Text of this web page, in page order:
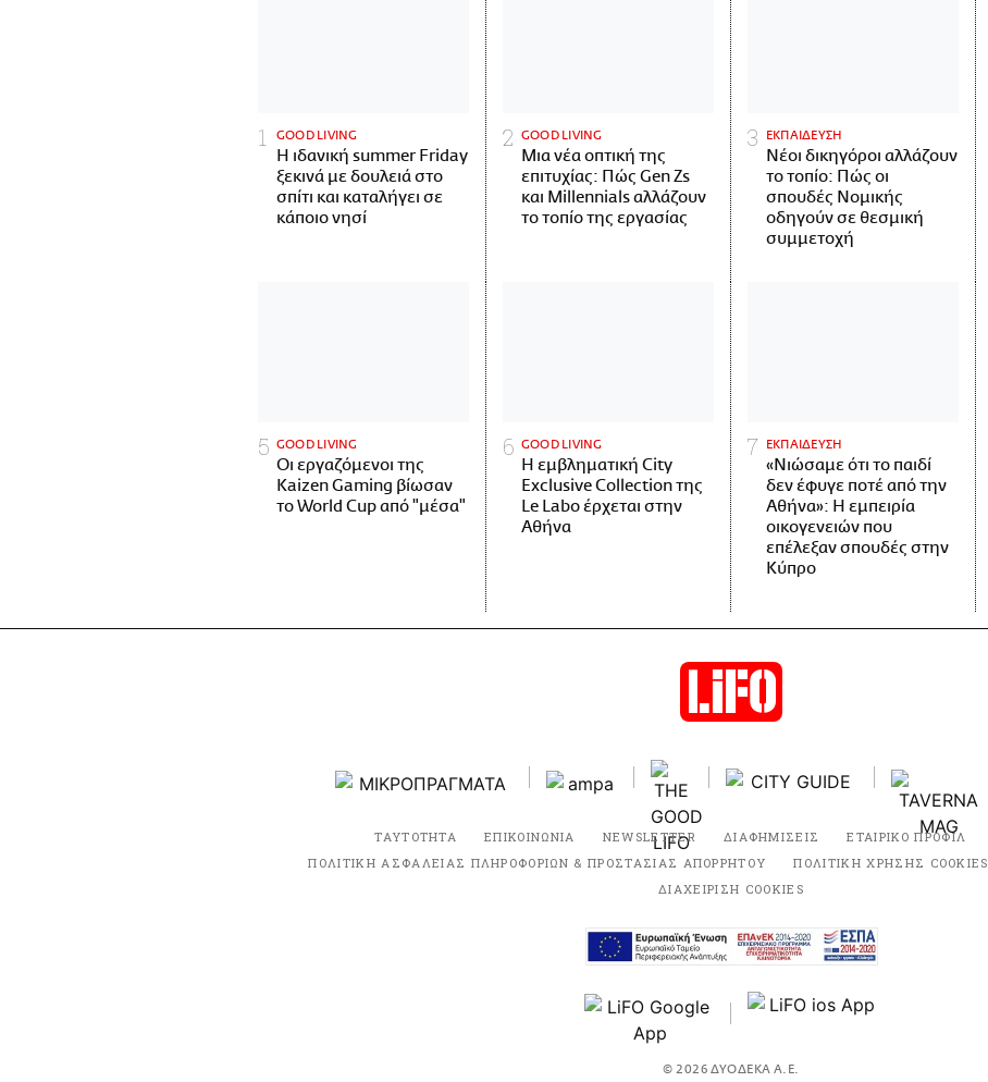
GOOD LIVING
Η ιδανική summer Friday
ξεκινά με δουλειά στο
σπίτι και καταλήγει σε
κάποιο νησί
GOOD LIVING
Μια νέα οπτική της
επιτυχίας: Πώς Gen Zs
και Millennials αλλάζουν
το τοπίο της εργασίας
ΕΚΠΑΙΔΕΥΣΗ
Νέοι δικηγόροι αλλάζουν
το τοπίο: Πώς οι
σπουδές Νομικής
οδηγούν σε θεσμική
συμμετοχή
GOOD LIVING
Οι εργαζόμενοι της
Kaizen Gaming βίωσαν
το World Cup από "μέσα"
GOOD LIVING
Η εμβληματική City
Exclusive Collection της
Le Labo έρχεται στην
Αθήνα
ΕΚΠΑΙΔΕΥΣΗ
«Νιώσαμε ότι το παιδί
δεν έφυγε ποτέ από την
Αθήνα»: Η εμπειρία
οικογενειών που
επέλεξαν σπουδές στην
Κύπρο
ΤΑΥΤΟΤΗΤΑ ΕΠΙΚΟΙΝΩΝΙΑ NEWSLETTER ΔΙΑΦΗΜΙΣΕΙΣ ΕΤΑΙΡΙΚΟ ΠΡΟΦΙΛ
ΠΟΛΙΤΙΚΗ ΑΣΦΑΛΕΙΑΣ ΠΛΗΡΟΦΟΡΙΩΝ & ΠΡΟΣΤΑΣΙΑΣ ΑΠΟΡΡΗΤΟΥ
ΠΟΛΙΤΙΚΗ ΧΡΗΣΗΣ COOKIES
ΔΙΑΧΕΙΡΙΣΗ COOKIES
© 2026 ΔΥΟΔΕΚΑ Α.Ε.